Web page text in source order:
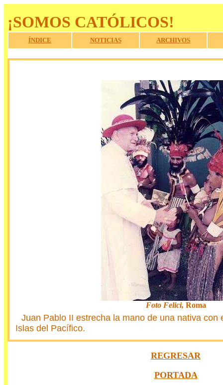
¡SOMOS CATÓLICOS!
ÍNDICE NOTICIAS ARCHIVOS
Foto Felici, Roma
Juan Pablo II estrecha la mano de una nativa con
Islas del Pacífico.
REGRESAR
PORTADA